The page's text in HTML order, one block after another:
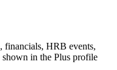
financials, HRB events,
shown in the Plus profile